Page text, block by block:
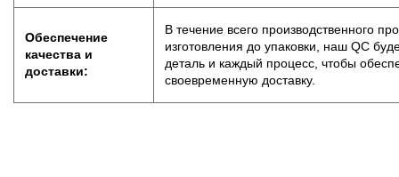
Обеспечение
качества и
доставки:
В течение всего производственного
изготовления до упаковки, наш QC
деталь и каждый процесс, чтобы
своевременную доставку.